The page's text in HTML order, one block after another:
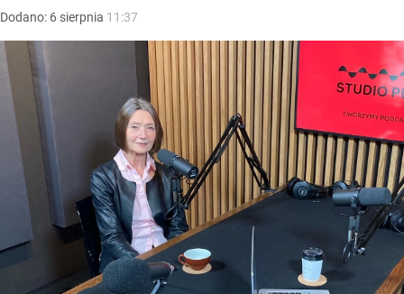
Dodano: 6 sierpnia 11:37